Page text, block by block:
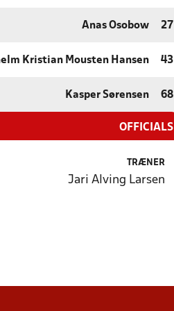
Anas Osobow 27
Kristian Mousten Hansen 43
Kasper Sørensen 68
OFFICIALS
TRÆNER
Jari Alving Larsen